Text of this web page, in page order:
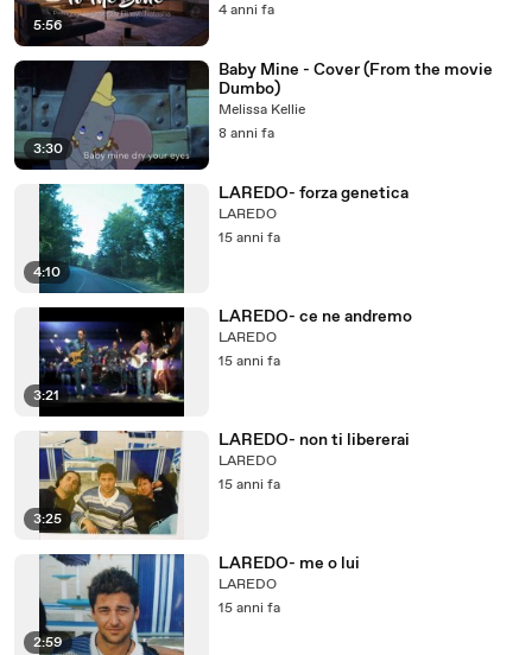
5:56
4 anni fa
3:30
Baby Mine - Cover (From the movie
Dumbo)
Melissa Kellie
8 anni fa
4:10
LAREDO- forza genetica
LAREDO
15 anni fa
3:21
LAREDO- ce ne andremo
LAREDO
15 anni fa
3:25
LAREDO- non ti libererai
LAREDO
15 anni fa
2:59
LAREDO- me o lui
LAREDO
15 anni fa